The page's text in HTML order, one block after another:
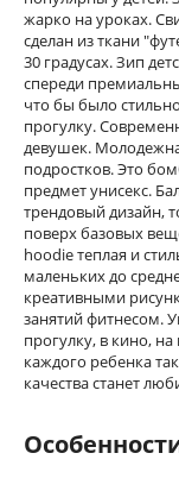
жарко на уроках.
сделан из ткани
30 градусах. Зип
спереди
что бы было
прогулку.
девушек.
подростков. Это
предмет унисекс.
трендовый дизайн,
поверх базовых
hoodie теплая и
маленьких до
креативными
занятий фитнесом.
прогулку, в кино,
каждого ребенка
качества станет